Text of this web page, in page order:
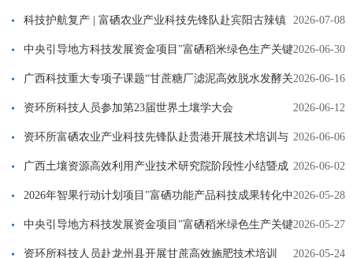
加豆禾混播草地不落地青贮技术现场观摩会 2026-07-08
科技护航复产 | 富硒农业产业科技先锋队赴宾阳古辣镇
富硒香米示范基地开展灾后恢复技术指导 2026-06-30
中央引导地方科技发展资金项目"富硒稻米绿色生产关键
技术创新基地建设"举办经费管理政策解读与实操专题培训2026-06-16
广西科技重大专项子课题“甘蔗糖厂滤泥高效脱水发酵关
键技术研发及应用”通过验收 2026-06-12
资环所科技人员参加第23届世界土壤学大会
2026-06-06
资环所富硒农业产业科技先锋队赴贵港开展技术培训与
科技服务 2026-06-02
广西土壤资源高效利用产业技术研究院阶段性小结暨成
果转化签约交流会在广西农业科学院召开 2026-05-28
2026年智果行动计划项目"富硒功能产品科技成果转化中
试研究与示范"项目启动会暨广西富硒农产品科技成果转化中试研
究基地建设工作推进在南宁召开
2026-05-27
中央引导地方科技发展资金项目"富硒稻米绿色生产关键
技术创新基地建设"中期工作推进会顺利召开 2026-05-24
资环所科技人员赴龙州县开展甘蔗高效施肥技术培训